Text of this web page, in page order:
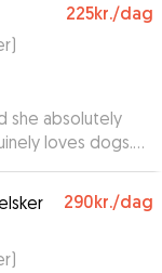
225kr./dag
)
she absolutely
loves dogs.
about her when
took Luna for
sure she felt
I’ll definitely be
much for taking
290kr./dag
)